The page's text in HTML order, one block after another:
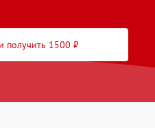
получить 1500 ₽